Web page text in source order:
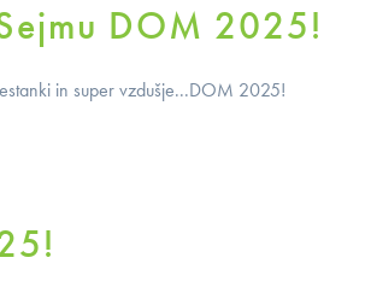
DOM 2025!
in super vzdušje...DOM 2025!